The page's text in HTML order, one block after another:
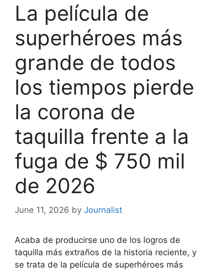
La película de
superhéroes más
grande de todos
los tiempos pierde
la corona de
taquilla frente a la
fuga de $ 750 mil
de 2026
June 11, 2026 by Journalist
Acaba de producirse uno de los logros de
taquilla más extraños de la historia reciente, y
se trata de la película de superhéroes más